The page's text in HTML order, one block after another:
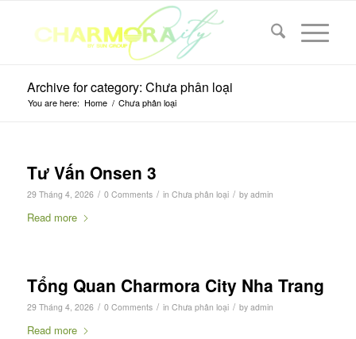
Archive for category: Chưa phân loại
You are here: Home / Chưa phân loại
Tư Vấn Onsen 3
29 Tháng 4, 2026 / 0 Comments / in Chưa phân loại / by admin
Read more
Tổng Quan Charmora City Nha Trang
29 Tháng 4, 2026 / 0 Comments / in Chưa phân loại / by admin
Read more